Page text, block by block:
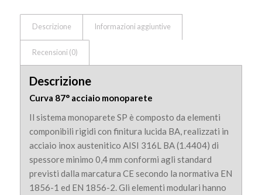
Descrizione Informazioni aggiuntive
Recensioni (0)
Descrizione
Curva 87° acciaio monoparete
Il sistema monoparete SP è composto da elementi
componibili rigidi con finitura lucida BA, realizzati in
acciaio inox austenitico AISI 316L BA (1.4404) di
spessore minimo 0,4 mm conformi agli standard
previsti dalla marcatura CE secondo la normativa EN
1856-1 ed EN 1856-2. Gli elementi modulari hanno